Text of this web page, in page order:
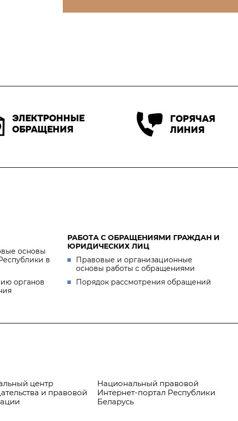
ЭЛЕКТРОННЫЕ
ОБРАЩЕНИЯ
ГОРЯЧАЯ
ЛИНИЯ
основы
в
органов
РАБОТА С ОБРАЩЕНИЯМИ ГРАЖДАН И
ЮРИДИЧЕСКИХ ЛИЦ
Правовые и организационные
основы работы с обращениями
Порядок рассмотрения обращений
центр
и правовой
Национальный правовой
Интернет-портал Республики
Беларусь